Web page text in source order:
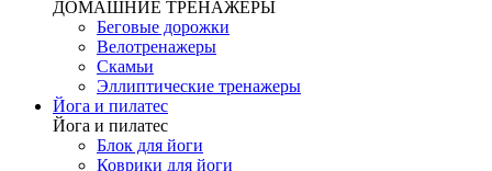
ДОМАШНИЕ ТРЕНАЖЕРЫ
Беговые дорожки
Велотренажеры
Скамьи
Эллиптические тренажеры
Йога и пилатес
Йога и пилатес
Блок для йоги
Коврики для йоги